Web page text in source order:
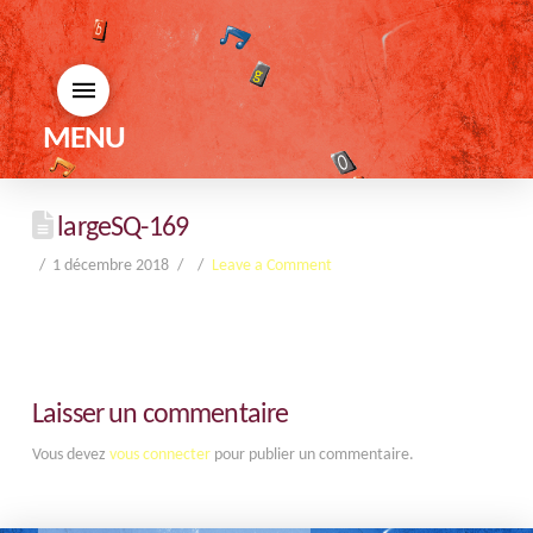
MENU
largeSQ-169
1 décembre 2018 Leave a Comment
Laisser un commentaire
Vous devez vous connecterpour publier un commentaire.